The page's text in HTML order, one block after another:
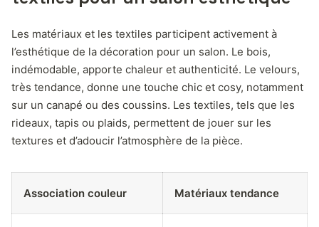
Les matériaux et les textiles participent activement à
l’esthétique de la décoration pour un salon. Le bois,
indémodable, apporte chaleur et authenticité. Le velours,
très tendance, donne une touche chic et cosy, notamment
sur un canapé ou des coussins. Les textiles, tels que les
rideaux, tapis ou plaids, permettent de jouer sur les
textures et d’adoucir l’atmosphère de la pièce.
Association couleur Matériaux tendance